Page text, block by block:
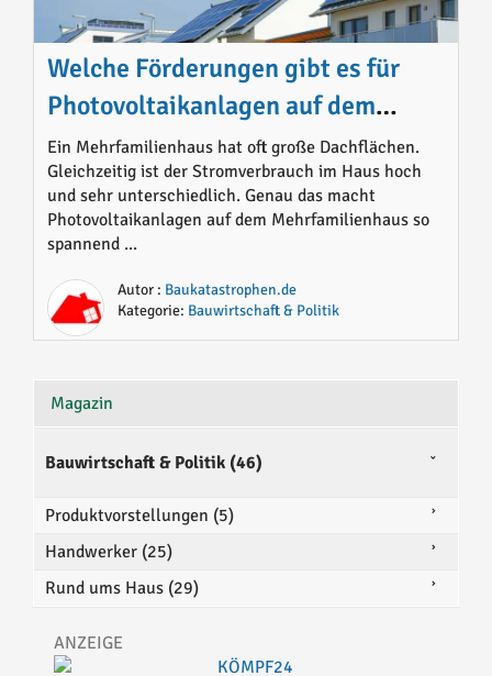
Welche Förderungen gibt es für
Photovoltaikanlagen auf dem
Mehrfamilienhaus 2026
Ein Mehrfamilienhaus hat oft große Dachflächen.
Gleichzeitig ist der Stromverbrauch im Haus hoch
und sehr unterschiedlich. Genau das macht
Photovoltaikanlagen auf dem Mehrfamilienhaus so
spannend ...
Autor : Baukatastrophen.de
Kategorie: Bauwirtschaft & Politik
Magazin
Bauwirtschaft & Politik (46)
Produktvorstellungen (5)
Handwerker (25)
Rund ums Haus (29)